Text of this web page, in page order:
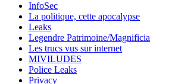
InfoSec
La politique, cette apocalypse
Leaks
Legendre Patrimoine/Magnificia
Les trucs vus sur internet
MIVILUDES
Police Leaks
Privacy